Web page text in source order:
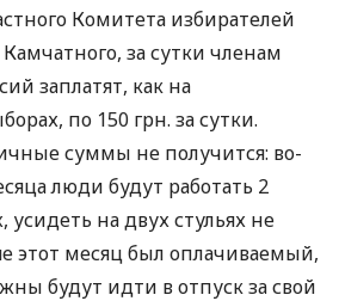
Комитета избирателей
за сутки членам
заплатят, как на
по 150 грн. за сутки.
суммы не получится: во-
люди будут работать 2
на двух стульях не
этот месяц был оплачиваемый,
будут идти в отпуск за свой